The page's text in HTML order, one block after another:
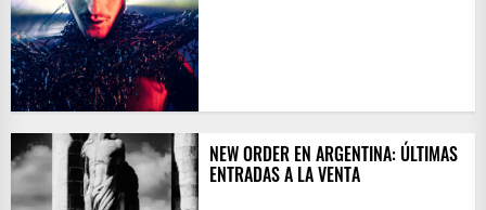
NEW ORDER EN ARGENTINA: ÚLTIMAS
ENTRADAS A LA VENTA